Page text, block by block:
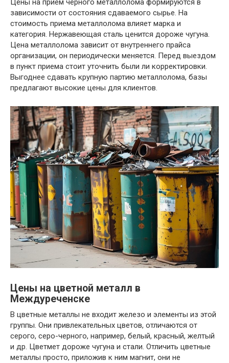
Цены на прием черного металлолома формируются в
зависимости от состояния сдаваемого сырье. На
стоимость приема металлолома влияет марка и
категория. Нержавеющая сталь ценится дороже чугуна.
Цена металлолома зависит от внутреннего прайса
организации, он периодически меняется. Перед выездом
в пункт приема стоит уточнить были ли корректировки.
Выгоднее сдавать крупную партию металлолома, базы
предлагают высокие цены для клиентов.
Цены на цветной металл в
Междуреченске
В цветные металлы не входит железо и элементы из этой
группы. Они привлекательных цветов, отличаются от
серого, серо-черного, например, белый, красный, желтый
и др. Цветмет дороже чугуна и стали. Отличить цветные
металлы просто, приложив к ним магнит, они не